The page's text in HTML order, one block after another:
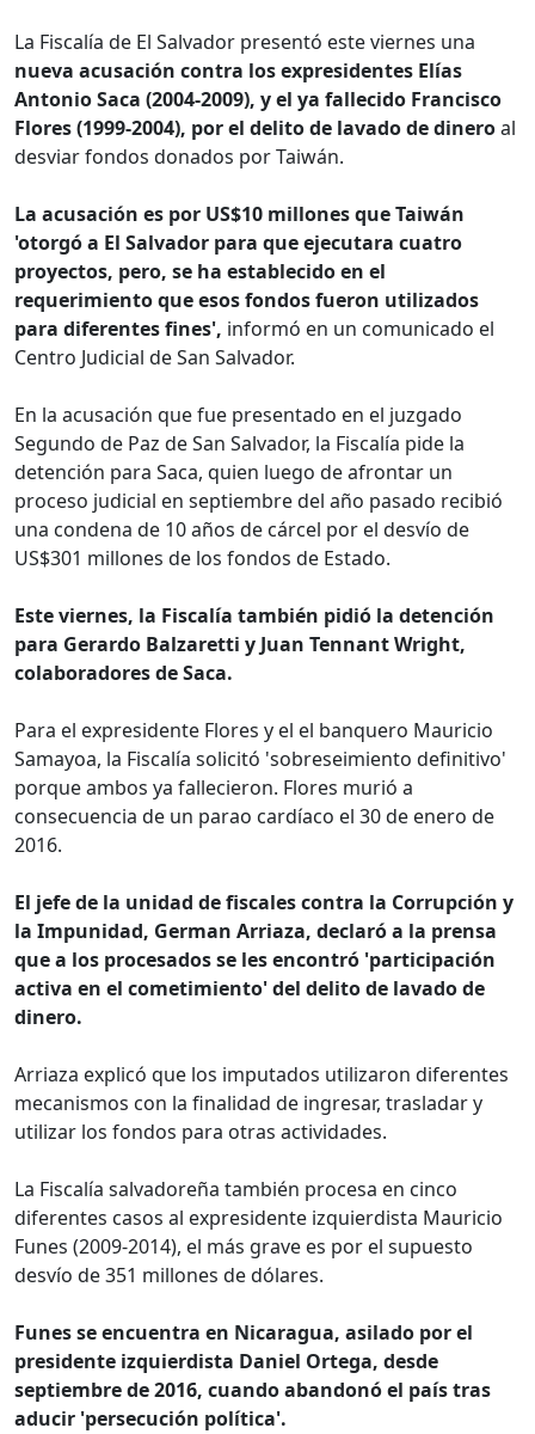
La Fiscalía de El Salvador presentó este viernes una
nueva acusación contra los expresidentes Elías
Antonio Saca (2004-2009), y el ya fallecido Francisco
Flores (1999-2004), por el delito de lavado de dineroal
desviar fondos donados por Taiwán.
La acusación es por US$10 millones que Taiwán
'otorgó a El Salvador para que ejecutara cuatro
proyectos, pero, se ha establecido en el
requerimiento que esos fondos fueron utilizados
para diferentes fines', informó en un comunicado el
Centro Judicial de San Salvador.
En la acusación que fue presentado en el juzgado
Segundo de Paz de San Salvador, la Fiscalía pide la
detención para Saca, quien luego de afrontar un
proceso judicial en septiembre del año pasado recibió
una condena de 10 años de cárcel por el desvío de
US$301 millones de los fondos de Estado.
Este viernes, la Fiscalía también pidió la detención
para Gerardo Balzaretti y Juan Tennant Wright,
colaboradores de Saca.
Para el expresidente Flores y el el banquero Mauricio
Samayoa, la Fiscalía solicitó 'sobreseimiento definitivo'
porque ambos ya fallecieron. Flores murió a
consecuencia de un parao cardíaco el 30 de enero de
2016.
El jefe de la unidad de fiscales contra la Corrupción y
la Impunidad, German Arriaza, declaró a la prensa
que a los procesados se les encontró 'participación
activa en el cometimiento' del delito de lavado de
dinero.
Arriaza explicó que los imputados utilizaron diferentes
mecanismos con la finalidad de ingresar, trasladar y
utilizar los fondos para otras actividades.
La Fiscalía salvadoreña también procesa en cinco
diferentes casos al expresidente izquierdista Mauricio
Funes (2009-2014), el más grave es por el supuesto
desvío de 351 millones de dólares.
Funes se encuentra en Nicaragua, asilado por el
presidente izquierdista Daniel Ortega, desde
septiembre de 2016, cuando abandonó el país tras
aducir 'persecución política'.